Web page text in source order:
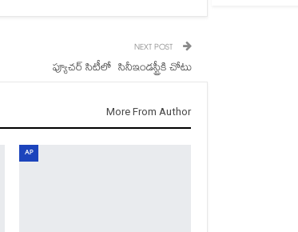
NEXT POST
ప్యూచర్‌ సిటీలో సినీఇండస్ట్రీకి చోటు
More From Author
AP